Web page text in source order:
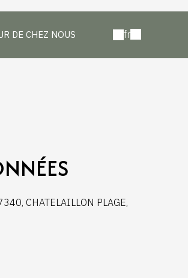
DE CHEZ NOUS fr
CHATELAILLON PLAGE,